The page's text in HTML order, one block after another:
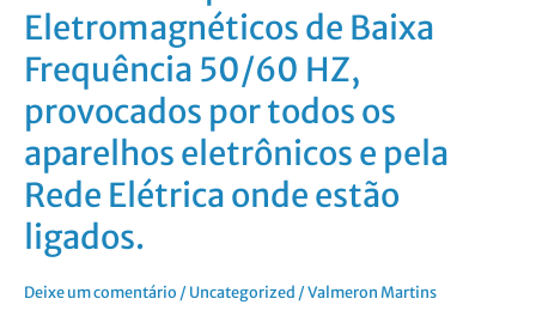
Eletromagnéticos de Baixa
Frequência 50/60 HZ,
provocados por todos os
aparelhos eletrônicos e pela
Rede Elétrica onde estão
ligados.
Deixe um comentário /Uncategorized /Valmeron Martins
onde
estão
ligados.